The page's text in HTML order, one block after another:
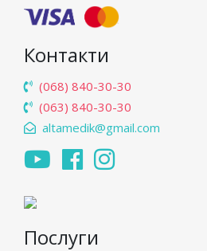
Контакти
(068) 840-30-30
(063) 840-30-30
altamedik@gmail.com
Послуги